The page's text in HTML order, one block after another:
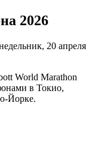
2026
20 апреля
World Marathon
в Токио,
Йорке.